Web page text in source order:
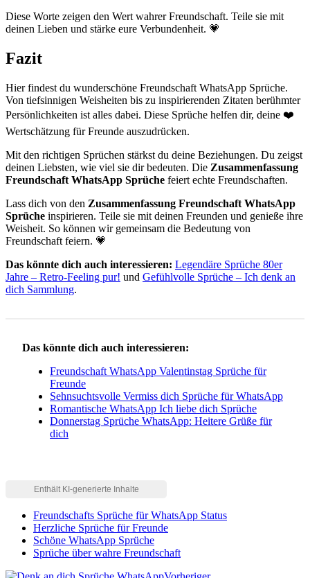
Diese Worte zeigen den Wert wahrer Freundschaft. Teile sie mit
deinen Lieben und stärke eure Verbundenheit. 💗
Fazit
Hier findest du wunderschöne Freundschaft WhatsApp Sprüche.
Von tiefsinnigen Weisheiten bis zu inspirierenden Zitaten berühmter
Persönlichkeiten ist alles dabei. Diese Sprüche helfen dir, deine ❤️
Wertschätzung für Freunde auszudrücken.
Mit den richtigen Sprüchen stärkst du deine Beziehungen. Du zeigst
deinen Liebsten, wie viel sie dir bedeuten. Die Zusammenfassung
Freundschaft WhatsApp Sprüche feiert echte Freundschaften.
Lass dich von den Zusammenfassung Freundschaft WhatsApp
Sprüche inspirieren. Teile sie mit deinen Freunden und genieße ihre
Weisheit. So können wir gemeinsam die Bedeutung von
Freundschaft feiern. 💗
Das könnte dich auch interessieren: Legendäre Sprüche 80er
Jahre – Retro-Feeling pur! und Gefühlvolle Sprüche – Ich denk an
dich Sammlung.
Das könnte dich auch interessieren:
Freundschaft WhatsApp Valentinstag Sprüche für
Freunde
Sehnsuchtsvolle Vermiss dich Sprüche für WhatsApp
Romantische WhatsApp Ich liebe dich Sprüche
Donnerstag Sprüche WhatsApp: Heitere Grüße für
dich
Freundschafts Sprüche für WhatsApp Status
Herzliche Sprüche für Freunde
Schöne WhatsApp Sprüche
Sprüche über wahre Freundschaft